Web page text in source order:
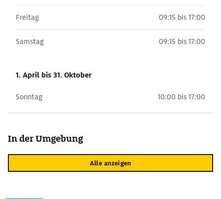
Freitag 09:15 bis 17:00
Samstag 09:15 bis 17:00
1. April bis 31. Oktober
Sonntag 10:00 bis 17:00
In der Umgebung
Alle anzeigen